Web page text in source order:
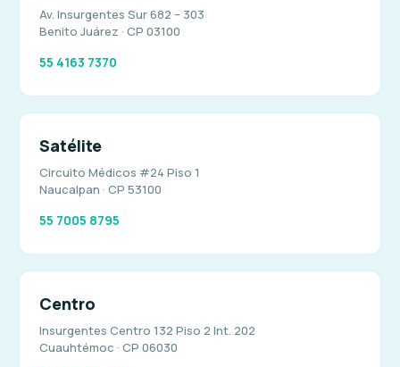
Av. Insurgentes Sur 682 – 303
Benito Juárez · CP 03100
55 4163 7370
Satélite
Circuito Médicos #24 Piso 1
Naucalpan · CP 53100
55 7005 8795
Centro
Insurgentes Centro 132 Piso 2 Int. 202
Cuauhtémoc · CP 06030